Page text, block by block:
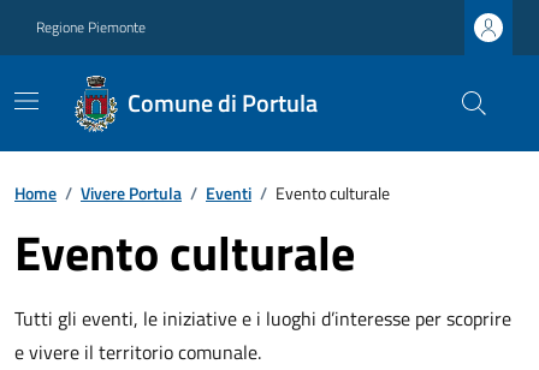
Regione Piemonte
Comune di Portula
Home / Vivere Portula / Eventi / Evento culturale
Evento culturale
Tutti gli eventi, le iniziative e i luoghi d’interesse per scoprire
e vivere il territorio comunale.